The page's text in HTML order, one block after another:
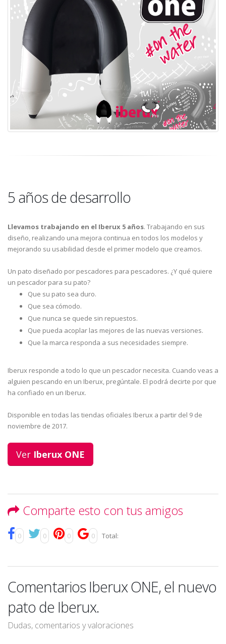
5 años de desarrollo
Llevamos trabajando en el Iberux 5 años. Trabajando en sus
diseño, realizando una mejora continua en todos los modelos y
mejorando su usabilidad desde el primer modelo que creamos.
Un pato diseñado por pescadores para pescadores. ¿Y qué quiere
un pescador para su pato?
Que su pato sea duro.
Que sea cómodo.
Que nunca se quede sin repuestos.
Que pueda acoplar las mejores de las nuevas versiones.
Que la marca responda a sus necesidades siempre.
Iberux responde a todo lo que un pescador necesita. Cuando veas a
alguien pescando en un Iberux, pregúntale. El podrá decirte por que
ha confiado en un Iberux.
Disponible en todas las tiendas oficiales Iberux a partir del 9 de
noviembre de 2017.
Ver Iberux ONE
Comparte esto con tus amigos
0 0 0 0 Total:
Comentarios Iberux ONE, el nuevo
pato de Iberux.
Dudas, comentarios y valoraciones